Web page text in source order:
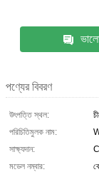
পণ্যের বিবরণ
উৎপত্তি স্থল:
পরিচিতিমুলক নাম:
সাক্ষ্যদান:
মডেল নম্বার: